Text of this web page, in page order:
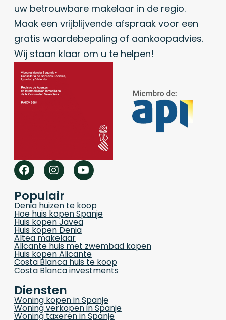
uw betrouwbare makelaar in de regio.
Maak een vrijblijvende afspraak voor een
gratis waardebepaling of aankoopadvies.
Wij staan klaar om u te helpen!
Populair
Denia huizen te koop
Hoe huis kopen Spanje
Huis kopen Javea
Huis kopen Denia
Altea makelaar
Alicante huis met zwembad kopen
Huis kopen Alicante
Costa Blanca huis te koop
Costa Blanca investments
Diensten
Woning kopen in Spanje
Woning verkopen in Spanje
Woning taxeren in Spanje